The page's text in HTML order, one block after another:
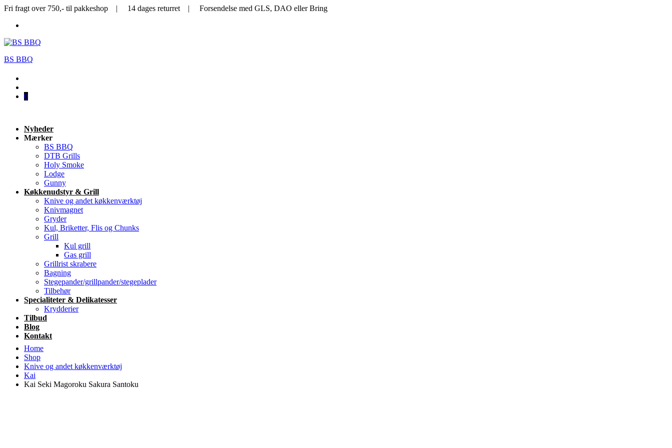
Fri fragt over 750,- til pakkeshop | 14 dages returret | Forsendelse med GLS, DAO eller Bring
BS BBQ
0
Nyheder
Mærker
BS BBQ
DTB Grills
Holy Smoke
Lodge
Gunny
Køkkenudstyr & Grill
Knive og andet køkkenværktøj
Knivmagnet
Gryder
Kul, Briketter, Flis og Chunks
Grill
Kul grill
Gas grill
Grillrist skrabere
Bagning
Stegepander/grillpander/stegeplader
Tilbehør
Specialiteter & Delikatesser
Krydderier
Tilbud
Blog
Kontakt
Home
Shop
Knive og andet køkkenværktøj
Kai
Kai Seki Magoroku Sakura Santoku